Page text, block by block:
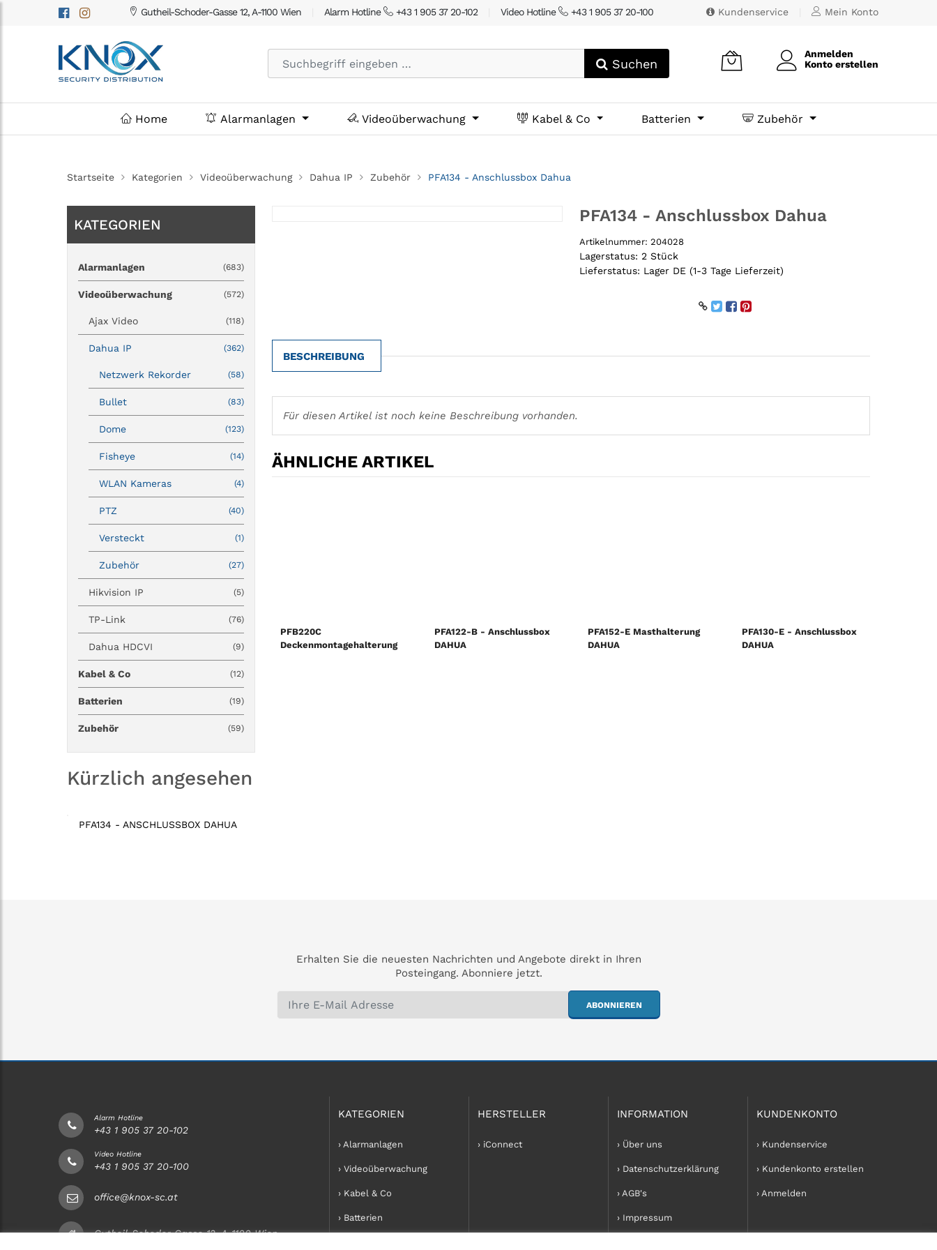
Gutheil-Schoder-Gasse 12, A-1100 Wien Alarm Hotline +43 1 905 37 20-102 Video Hotline +43 1 905 37 20-100 Kundenservice Mein Konto
Suchen
Anmelden
Konto erstellen
Home Alarmanlagen Videoüberwachung Kabel & Co Batterien Zubehör
Startseite Kategorien Videoüberwachung Dahua IP Zubehör PFA134 - Anschlussbox Dahua
KATEGORIEN
Alarmanlagen (683)
Videoüberwachung (572)
Ajax Video (118)
Dahua IP (362)
Netzwerk Rekorder (58)
Bullet (83)
Dome (123)
Fisheye (14)
WLAN Kameras (4)
PTZ (40)
Versteckt (1)
Zubehör (27)
Hikvision IP (5)
TP-Link (76)
Dahua HDCVI (9)
Kabel & Co (12)
Batterien (19)
Zubehör (59)
Kürzlich angesehen
PFA134 - ANSCHLUSSBOX DAHUA
PFA134 - Anschlussbox Dahua
Artikelnummer: 204028
Lagerstatus: 2 Stück
Lieferstatus: Lager DE (1-3 Tage Lieferzeit)
BESCHREIBUNG
Für diesen Artikel ist noch keine Beschreibung vorhanden.
ÄHNLICHE ARTIKEL
PFB220C
Deckenmontagehalterung
PFA122-B - Anschlussbox
DAHUA
PFA152-E Masthalterung
DAHUA
PFA130-E - Anschlussbox
DAHUA
Erhalten Sie die neuesten Nachrichten und Angebote direkt in Ihren
Posteingang. Abonniere jetzt.
ABONNIEREN
Alarm Hotline
+43 1 905 37 20-102
Video Hotline
+43 1 905 37 20-100
office@knox-sc.at
Gutheil-Schoder-Gasse 12, A-1100 Wien
KATEGORIEN
› Alarmanlagen
› Videoüberwachung
› Kabel & Co
› Batterien
HERSTELLER
› iConnect
INFORMATION
› Über uns
› Datenschutzerklärung
› AGB's
› Impressum
KUNDENKONTO
› Kundenservice
› Kundenkonto erstellen
› Anmelden